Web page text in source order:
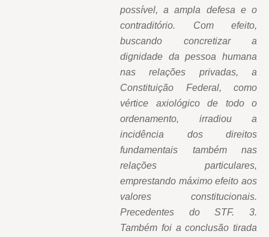
possível, a ampla defesa e o
contraditório. Com efeito,
buscando concretizar a
dignidade da pessoa humana
nas relações privadas, a
Constituição Federal, como
vértice axiológico de todo o
ordenamento, irradiou a
incidência dos direitos
fundamentais também nas
relações particulares,
emprestando máximo efeito aos
valores constitucionais.
Precedentes do STF. 3.
Também foi a conclusão tirada